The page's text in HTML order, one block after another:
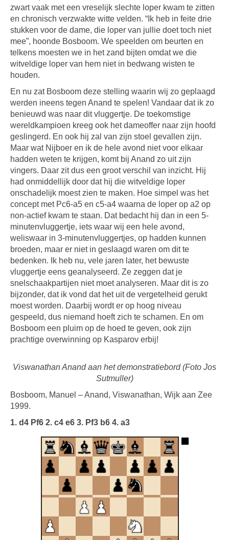
zwart vaak met een vreselijk slechte loper kwam te zitten
en chronisch verzwakte witte velden. “Ik heb in feite drie
stukken voor de dame, die loper van jullie doet toch niet
mee”, hoonde Bosboom. We speelden om beurten en
telkens moesten we in het zand bijten omdat we die
witveldige loper van hem niet in bedwang wisten te
houden.
En nu zat Bosboom deze stelling waarin wij zo geplaagd
werden ineens tegen Anand te spelen! Vandaar dat ik zo
benieuwd was naar dit vluggertje. De toekomstige
wereldkampioen kreeg ook het dameoffer naar zijn hoofd
geslingerd. En ook hij zal van zijn stoel gevallen zijn.
Maar wat Nijboer en ik de hele avond niet voor elkaar
hadden weten te krijgen, komt bij Anand zo uit zijn
vingers. Daar zit dus een groot verschil van inzicht. Hij
had onmiddellijk door dat hij die witveldige loper
onschadelijk moest zien te maken. Hoe simpel was het
concept met Pc6-a5 en c5-a4 waarna de loper op a2 op
non-actief kwam te staan. Dat bedacht hij dan in een 5-
minutenvluggertje, iets waar wij een hele avond,
weliswaar in 3-minutenvluggertjes, op hadden kunnen
broeden, maar er niet in geslaagd waren om dit te
bedenken. Ik heb nu, vele jaren later, het bewuste
vluggertje eens geanalyseerd. Ze zeggen dat je
snelschaakpartijen niet moet analyseren. Maar dit is zo
bijzonder, dat ik vond dat het uit de vergetelheid gerukt
moest worden. Daarbij wordt er op hoog niveau
gespeeld, dus niemand hoeft zich te schamen. En om
Bosboom een pluim op de hoed te geven, ook zijn
prachtige overwinning op Kasparov erbij!
Viswanathan Anand aan het demonstratiebord (Foto Jos
Sutmuller)
Bosboom, Manuel – Anand, Viswanathan, Wijk aan Zee
1999.
1. d4 Pf6 2. c4 e6 3. Pf3 b6 4. a3